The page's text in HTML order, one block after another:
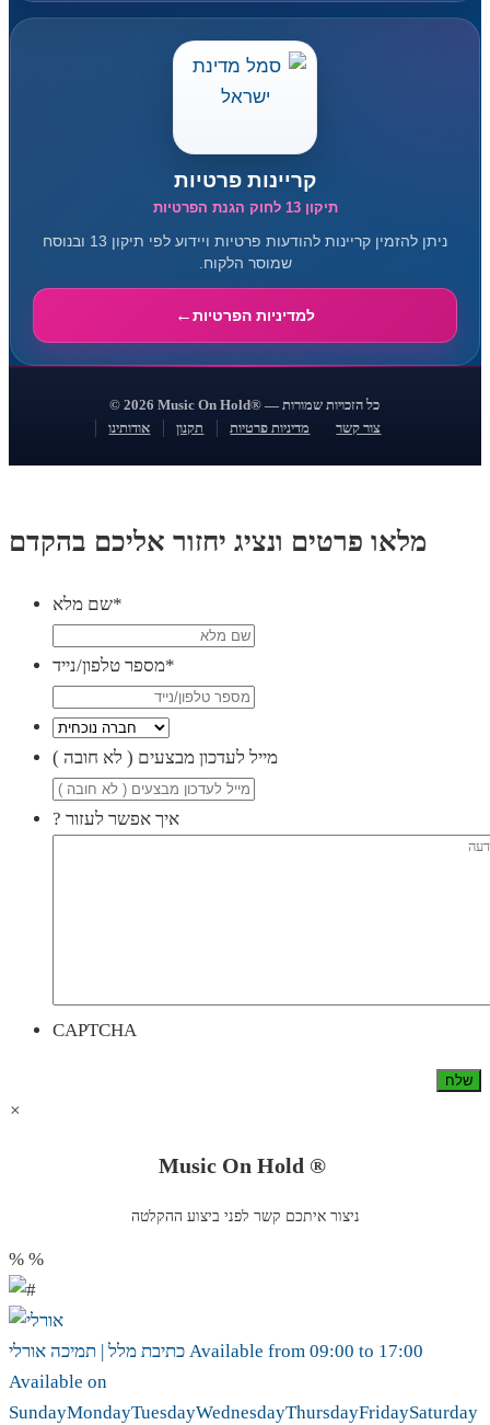
קריינות פרטיות
תיקון 13 לחוק הגנת הפרטיות
ניתן להזמין קריינות להודעות פרטיות ויידוע לפי תיקון 13 ובנוסח
שמוסר הלקוח.
למדיניות הפרטיות
© 2026 Music On Hold® — כל הזכויות שמורות
אודותינו
תקנון מדיניות פרטיות צור קשר
מלאו פרטים ונציג יחזור אליכם בהקדם
שם מלא*
מספר טלפון/נייד*
( מייל לעדכון מבצעים ( לא חובה
? איך אפשר לעזור
CAPTCHA
×
Music On Hold ®
ניצור איתכם קשר לפני ביצוע ההקלטה
% %
כתיבת מלל | תמיכה Available from 09:00 to 17:00
Available on
SundayMondayTuesdayWednesdayThursdayFridaySaturday